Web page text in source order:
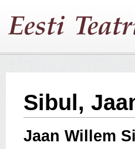
Sibul,
Jaan Willem